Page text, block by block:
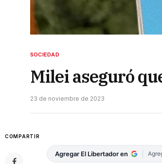
SOCIEDAD
Milei aseguró
23 de noviembre de 2023
COMPARTIR
Agregar El Libertador en